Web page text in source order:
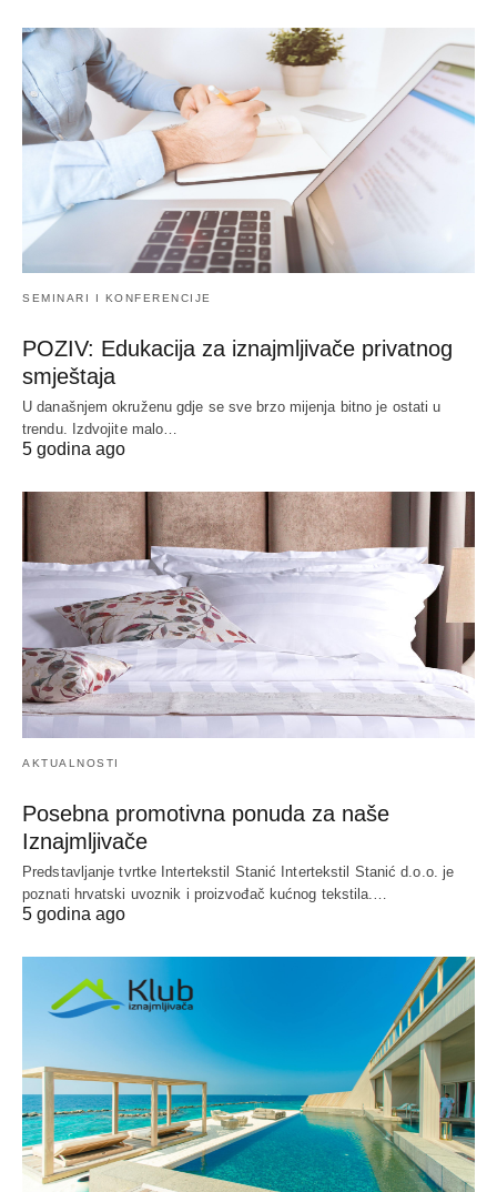
SEMINARI I KONFERENCIJE
POZIV: Edukacija za iznajmljivače privatnog
smještaja
U današnjem okruženu gdje se sve brzo mijenja bitno je ostati u
trendu. Izdvojite malo…
5 godina ago
AKTUALNOSTI
Posebna promotivna ponuda za naše
Iznajmljivače
Predstavljanje tvrtke Intertekstil Stanić Intertekstil Stanić d.o.o. je
poznati hrvatski uvoznik i proizvođač kućnog tekstila.…
5 godina ago